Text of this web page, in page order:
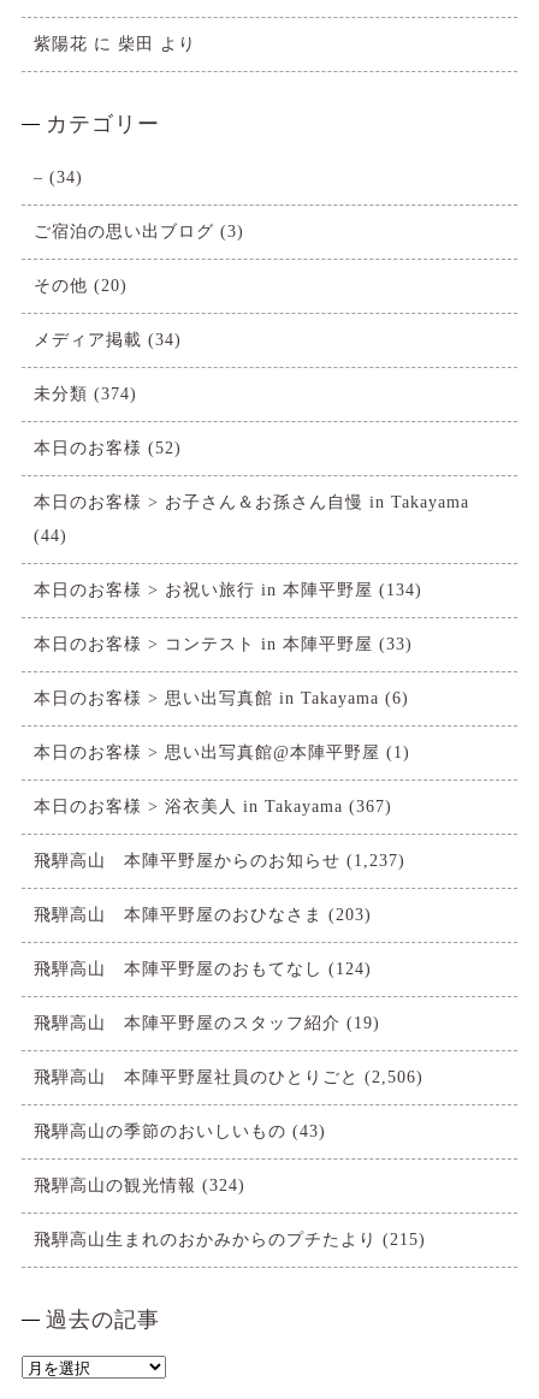
紫陽花 に 柴田 より
カテゴリー
– (34)
ご宿泊の思い出ブログ (3)
その他 (20)
メディア掲載 (34)
未分類 (374)
本日のお客様 (52)
本日のお客様 > お子さん＆お孫さん自慢 in Takayama
(44)
本日のお客様 > お祝い旅行 in 本陣平野屋 (134)
本日のお客様 > コンテスト in 本陣平野屋 (33)
本日のお客様 > 思い出写真館 in Takayama (6)
本日のお客様 > 思い出写真館@本陣平野屋 (1)
本日のお客様 > 浴衣美人 in Takayama (367)
飛騨高山 本陣平野屋からのお知らせ (1,237)
飛騨高山 本陣平野屋のおひなさま (203)
飛騨高山 本陣平野屋のおもてなし (124)
飛騨高山 本陣平野屋のスタッフ紹介 (19)
飛騨高山 本陣平野屋社員のひとりごと (2,506)
飛騨高山の季節のおいしいもの (43)
飛騨高山の観光情報 (324)
飛騨高山生まれのおかみからのプチたより (215)
過去の記事
過